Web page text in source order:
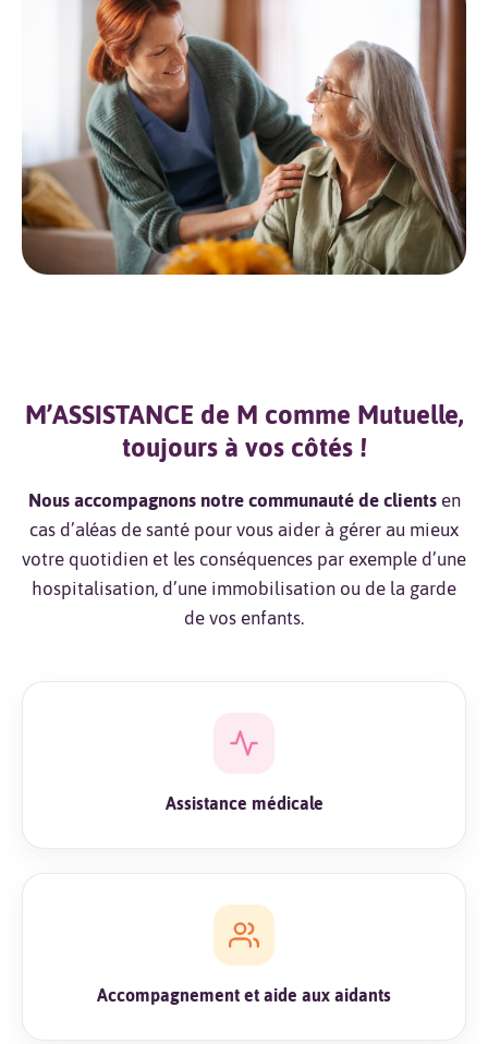
M’ASSISTANCE de M comme Mutuelle,
toujours à vos côtés !
Nous accompagnons notre communauté de clientsen
cas d’aléas de santé pour vous aider à gérer au mieux
votre quotidien et les conséquences par exemple d’une
hospitalisation, d’une immobilisation ou de la garde
de vos enfants.
Assistance médicale
Accompagnement et aide aux aidants